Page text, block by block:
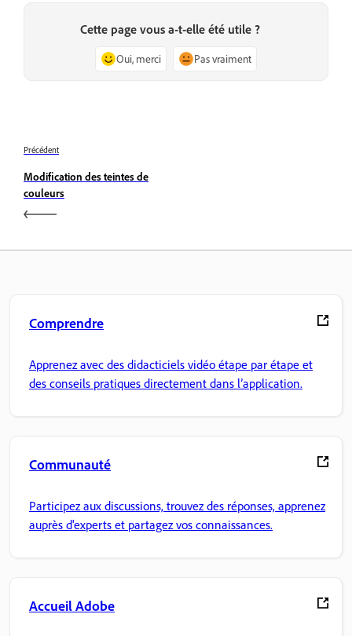
Cette page vous a-t-elle été utile ?
Oui, merci Pas vraiment
Précédent
Modification des teintes de
couleurs
Comprendre
Apprenez avec des didacticiels vidéo étape par étape et
des conseils pratiques directement dans l’application.
Communauté
Participez aux discussions, trouvez des réponses, apprenez
auprès d'experts et partagez vos connaissances.
Accueil Adobe